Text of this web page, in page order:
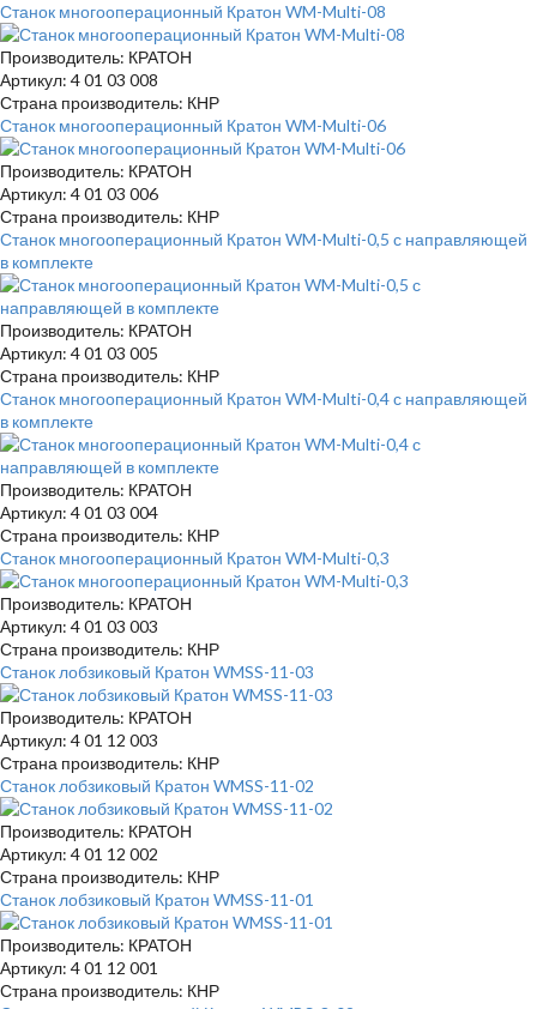
Станок многооперационный Кратон WM-Multi-08
Производитель: КРАТОН
Артикул: 4 01 03 008
Страна производитель: КНР
Станок многооперационный Кратон WM-Multi-06
Производитель: КРАТОН
Артикул: 4 01 03 006
Страна производитель: КНР
Станок многооперационный Кратон WM-Multi-0,5 с направляющей
в комплекте
Производитель: КРАТОН
Артикул: 4 01 03 005
Страна производитель: КНР
Станок многооперационный Кратон WM-Multi-0,4 с направляющей
в комплекте
Производитель: КРАТОН
Артикул: 4 01 03 004
Страна производитель: КНР
Станок многооперационный Кратон WM-Multi-0,3
Производитель: КРАТОН
Артикул: 4 01 03 003
Страна производитель: КНР
Станок лобзиковый Кратон WMSS-11-03
Производитель: КРАТОН
Артикул: 4 01 12 003
Страна производитель: КНР
Станок лобзиковый Кратон WMSS-11-02
Производитель: КРАТОН
Артикул: 4 01 12 002
Страна производитель: КНР
Станок лобзиковый Кратон WMSS-11-01
Производитель: КРАТОН
Артикул: 4 01 12 001
Страна производитель: КНР